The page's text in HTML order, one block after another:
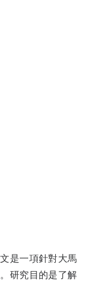
是一項針對大馬
研究目的是了解